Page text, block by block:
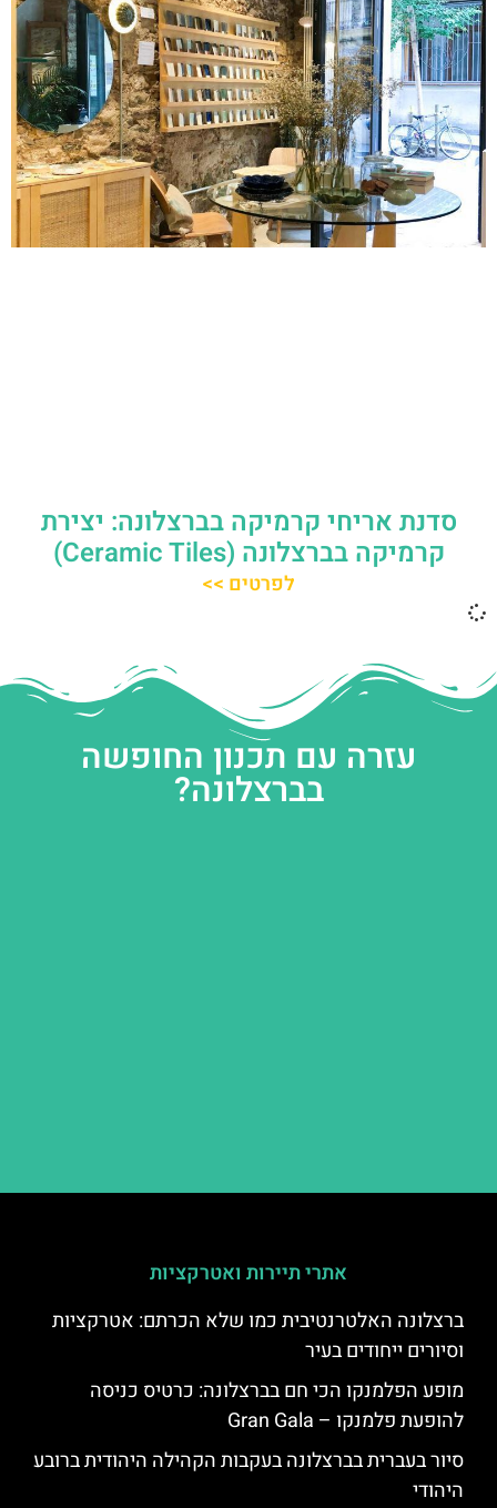
סדנת אריחי קרמיקה בברצלונה: יצירת
קרמיקה בברצלונה (Ceramic Tiles)
לפרטים >>
עזרה עם תכנון החופשה
בברצלונה?
אתרי תיירות ואטרקציות
ברצלונה האלטרנטיבית כמו שלא הכרתם: אטרקציות
וסיורים ייחודים בעיר
מופע הפלמנקו הכי חם בברצלונה: כרטיס כניסה
להופעת פלמנקו – Gran Gala
סיור בעברית בברצלונה בעקבות הקהילה היהודית ברובע
היהודי